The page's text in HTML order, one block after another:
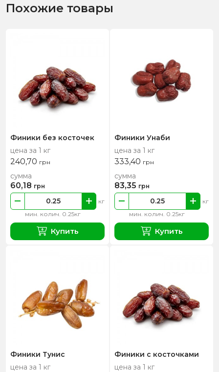
Похожие товары
Финики без косточек
цена за 1 кг
240,70 грн
мин. колич. 0.25кг
кг
сумма
60,18 грн
Купить
Финики Унаби
цена за 1 кг
333,40 грн
мин. колич. 0.25кг
кг
сумма
83,35 грн
Купить
Финики Тунис
цена за 1 кг
Финики с косточками
цена за 1 кг